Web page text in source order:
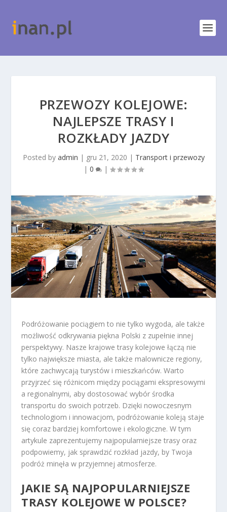
PRZEWOZY KOLEJOWE:
NAJLEPSZE TRASY I
ROZKŁADY JAZDY
Posted by admin | gru 21, 2020 | Transport i przewozy
| 0 |
Podróżowanie pociągiem to nie tylko wygoda, ale także
możliwość odkrywania piękna Polski z zupełnie innej
perspektywy. Nasze krajowe trasy kolejowe łączą nie
tylko największe miasta, ale także malownicze regiony,
które zachwycają turystów i mieszkańców. Warto
przyjrzeć się różnicom między pociągami ekspresowymi
a regionalnymi, aby dostosować wybór środka
transportu do swoich potrzeb. Dzięki nowoczesnym
technologiom i innowacjom, podróżowanie koleją staje
się coraz bardziej komfortowe i ekologiczne. W tym
artykule zaprezentujemy najpopularniejsze trasy oraz
podpowiemy, jak sprawdzić rozkład jazdy, by Twoja
podróż minęła w przyjemnej atmosferze.
JAKIE SĄ NAJPOPULARNIEJSZE
TRASY KOLEJOWE W POLSCE?